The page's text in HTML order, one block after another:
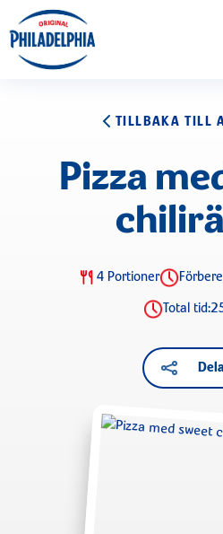
TILLBAKA TILL
Pizza
4 Portioner
Total tid:
Dela